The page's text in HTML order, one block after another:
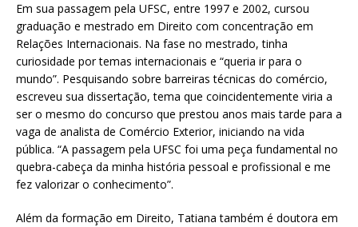
Em sua passagem pela UFSC, entre 1997 e 2002, cursou
graduação e mestrado em Direito com concentração em
Relações Internacionais. Na fase no mestrado, tinha
curiosidade por temas internacionais e “queria ir para o
mundo”. Pesquisando sobre barreiras técnicas do comércio,
escreveu sua dissertação, tema que coincidentemente viria a
ser o mesmo do concurso que prestou anos mais tarde para a
vaga de analista de Comércio Exterior, iniciando na vida
pública. “A passagem pela UFSC foi uma peça fundamental no
quebra-cabeça da minha história pessoal e profissional e me
fez valorizar o conhecimento”.
Além da formação em Direito, Tatiana também é doutora em